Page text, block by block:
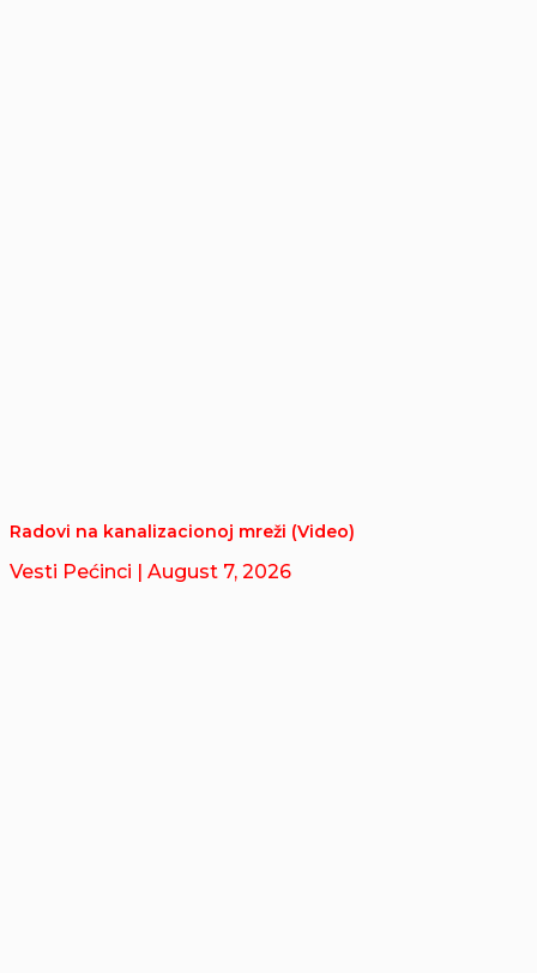
Radovi na kanalizacionoj mreži (Video)
Vesti Pećinci | August 7, 2026